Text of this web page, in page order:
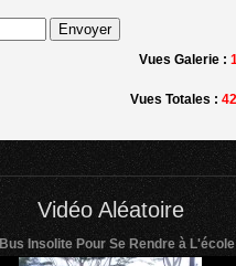
Vues Galerie :
Vues Totales :
Vidéo Aléatoire
Bus Insolite Pour Se Rendre à L'école